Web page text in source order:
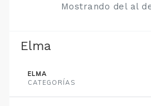
Mostrando del al
Elma
ELMA
CATEGORÍAS